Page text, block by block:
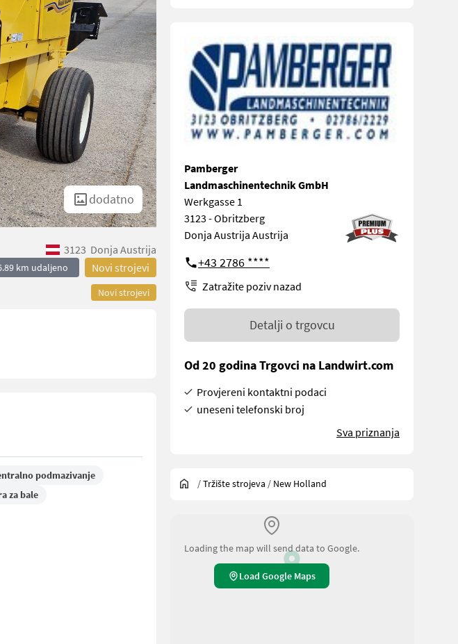
dodatno
3123 Donja Austrija
km udaljeno Novi strojevi
Novi strojevi
podmazivanje
za bale
Pamberger
Landmaschinentechnik GmbH
Werkgasse 1
3123 - Obritzberg
Donja Austrija Austrija
+43 2786 ****
Zatražite poziv nazad
Detalji o trgovcu
Od 20 godina Trgovci na Landwirt.com
Provjereni kontaktni podaci
uneseni telefonski broj
Sva priznanja
/Tržište strojeva / New Holland
Loading the map will send data to Google.
Load Google Maps